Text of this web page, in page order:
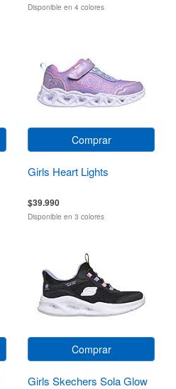
Disponible en 4 colores
Comprar
Girls Heart Lights
$39.990
Disponible en 3 colores
Comprar
Girls Skechers Sola Glow